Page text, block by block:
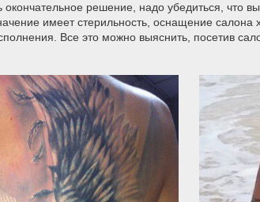
решение, надо убедиться, что вы
имеет стерильность, оснащение
Все это можно выяснить, посетив